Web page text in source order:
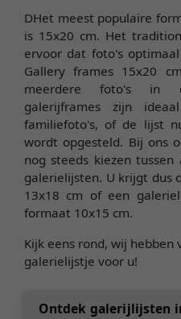
DHet meest populaire
is 15x20 cm. Het
ervoor dat foto's
Gallery frames 15x20
meerdere foto's in
galerijframes zijn
familiefoto's, of de lijst
wordt opgesteld. Bij ons
nog steeds kiezen
galerielijsten. U krijgt dus
13x18 cm of een
formaat 10x15 cm.
Kijk eens rond, wij hebben
galerielijstje voor u!
Ontdek galerijlijsten